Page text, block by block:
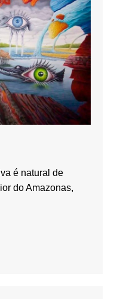
é natural de
do Amazonas,